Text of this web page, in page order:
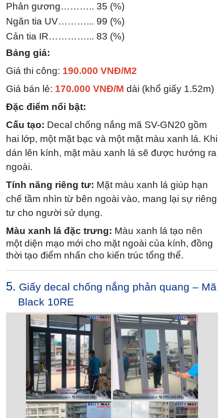
Phản gương……….. 35 (%)
Ngăn tia UV………... 99 (%)
Cản tia IR…………... 83 (%)
Bảng giá:
Giá thi công: 190.000 VNĐ/M2
Giá bán lẻ: 170.000 VNĐ/M dài (khổ giấy 1.52m)
Đặc điểm nổi bật:
Cấu tạo: Decal chống nắng mã SV-GN20 gồm
hai lớp, một mặt bạc và một mặt màu xanh lá. Khi
dán lên kính, mặt màu xanh lá sẽ được hướng ra
ngoài.
Tính năng riêng tư: Mặt màu xanh lá giúp hạn
chế tầm nhìn từ bên ngoài vào, mang lại sự riêng
tư cho người sử dụng.
Màu xanh lá đặc trưng: Màu xanh lá tạo nên
một diện mạo mới cho mặt ngoài của kính, đồng
thời tạo điểm nhấn cho kiến trúc tổng thể.
5. Giấy decal chống nắng phản quang – Mã
Black 10RE